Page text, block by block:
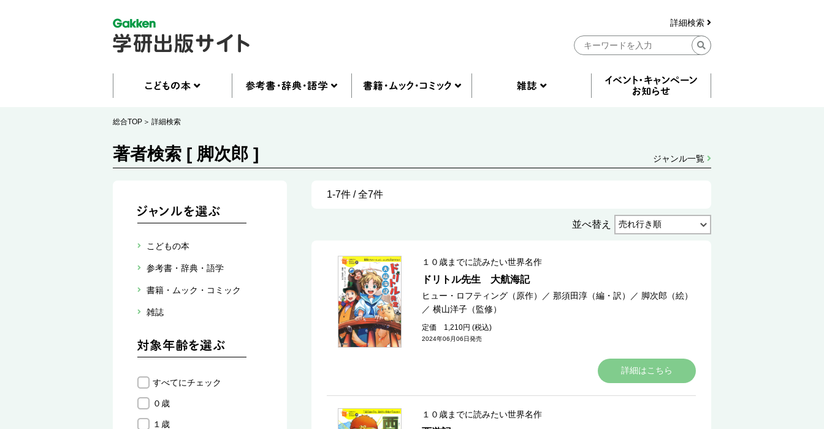
詳細検索
総合TOP 詳細検索
著者検索 [ 脚次郎 ] ジャンル一覧
こどもの本
参考書・辞典・語学
書籍・ムック・コミック
雑誌
すべてにチェック
０歳
１歳
1-7件 / 全7件
並べ替え
１０歳までに読みたい世界名作
ドリトル先生 大航海記
ヒュー・ロフティング（原作） ／ 那須田淳（編・訳） ／ 脚次郎（絵）
／ 横山洋子（監修）
定価 1,210円 (税込)
2024年06月06日発売
詳細はこちら
１０歳までに読みたい世界名作